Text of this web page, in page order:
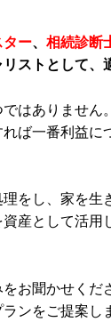
ター、 相続診断
ストとして、
はありません。
ば一番利益
をし、家を生
産として活用
お聞かせくだ
ンをご提案し